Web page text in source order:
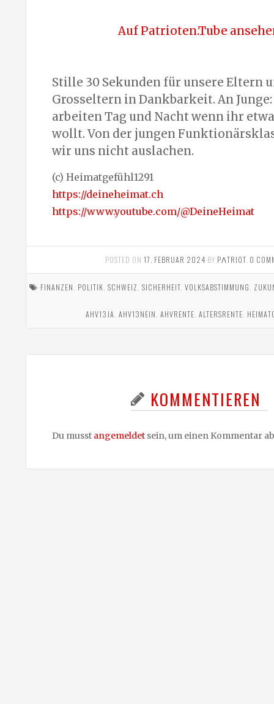
Auf Patrioten.Tube
Stille 30 Sekunden für unsere Eltern
Grosseltern in Dankbarkeit. An
arbeiten Tag und Nacht wenn ihr
wollt. Von der jungen
wir uns nicht auslachen.
(c) Heimatgefühl1291
https://deineheimat.ch
https://www.youtube.com/@DeineHeimat
POSTED ON17. FEBRUAR 2024 BY PΛTRIOT 0
FINANZEN POLITIK SCHWEIZ SICHERHEIT, VOLKSABSTIMMUNG
AHV13JA AHV13NEIN AHVRENTE ALTERSRENTE
KOMMENTIEREN
Du musst angemeldet sein, um einen Kommentar